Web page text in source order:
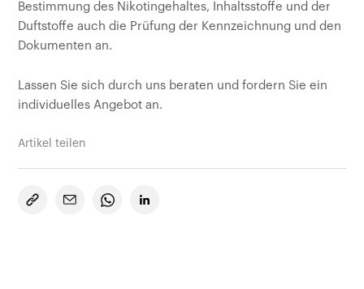
Bestimmung des Nikotingehaltes, Inhaltsstoffe und der
Duftstoffe auch die Prüfung der Kennzeichnung und den
Dokumenten an.
Lassen Sie sich durch uns beraten und fordern Sie ein
individuelles Angebot an.
Artikel teilen